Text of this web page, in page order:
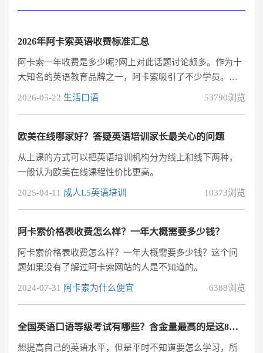
2026年阿卡索英语收费标准汇总
阿卡索一年收费是多少呢?网上对此话题讨论颇多。作为十
大知名的英语教育品牌之一，阿卡索吸引了不少学员。从
2011年成立至今，阿卡索已经运营了15年，其收费标准也
友们有所帮助。我们先来了解一下阿卡索一年的收费标
2026-05-22 生活口语 53790浏览
欧美在线哪家好？答疑英语培训家长最关心的问题
从上课的方式可以把英语培训机构分为线上和线下两种，
一般认为欧美在线课程性价比更高。
2025-04-11 成人L5英语培训 10373浏览
阿卡索价格表收费怎么样？一年大概需要多少钱？
阿卡索价格表收费怎么样？一年大概需要多少钱？这个问
题如果没有了解过阿卡索网站的人是不知道的。
2024-07-31 阿卡索为什么便宜 6388浏览
全国英语口语等级考试有哪些？含金量最高的是这8个！
想提高自己的英语水平，但是平时不知道要怎么学习，所